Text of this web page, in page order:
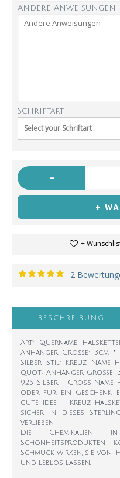
Andere Anweisungen
Schriftart
Select your Schriftart
-
+
+
2
BESCHREIBUNG
Art: Quername
Anhänger Größe: 3cm *
Silber Stil: Kreuz Name
quot; Anhänger Größe:
925 Silber Cross Name
oder für ein Geschenk
gute Idee. Kreuz
sicher in dieses
verlieben.
Die Chemikalien
Schmuck wirken, sie von
und leblos lassen.